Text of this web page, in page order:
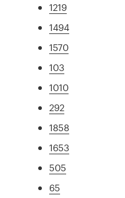
1219
1494
1570
103
1010
292
1858
1653
505
65